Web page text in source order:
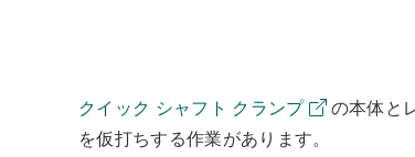
クイック シャフト クランプ
の本体と
を仮打ちする作業があります。